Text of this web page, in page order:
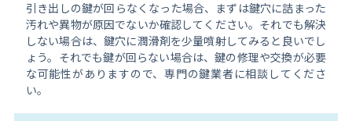
引き出しの鍵が回らなくなった場合、まずは鍵穴に詰まった
汚れや異物が原因でないか確認してください。それでも解決
しない場合は、鍵穴に潤滑剤を少量噴射してみると良いでし
ょう。それでも鍵が回らない場合は、鍵の修理や交換が必要
な可能性がありますので、専門の鍵業者に相談してくださ
い。